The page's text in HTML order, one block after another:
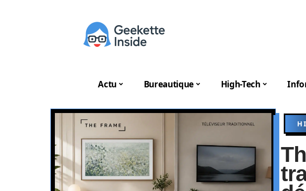
Actu Bureautique High-Tech